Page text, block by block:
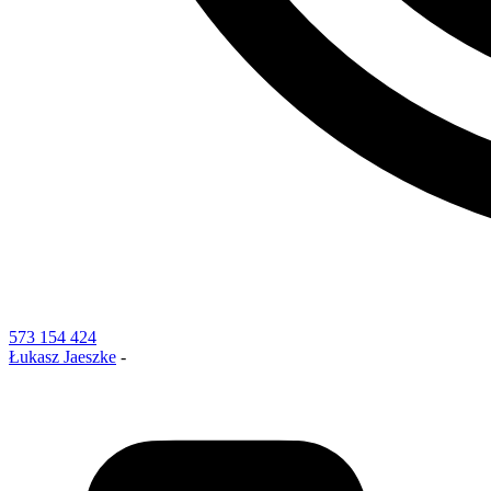
573 154 424
Łukasz Jaeszke -